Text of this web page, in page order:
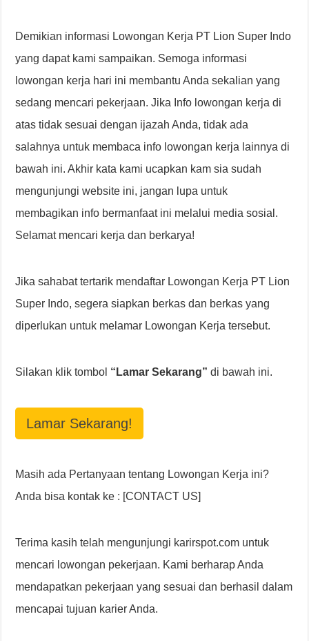
Demikian informasi Lowongan Kerja PT Lion Super Indo
yang dapat kami sampaikan. Semoga informasi
lowongan kerja hari ini membantu Anda sekalian yang
sedang mencari pekerjaan. Jika Info lowongan kerja di
atas tidak sesuai dengan ijazah Anda, tidak ada
salahnya untuk membaca info lowongan kerja lainnya di
bawah ini. Akhir kata kami ucapkan kam sia sudah
mengunjungi website ini, jangan lupa untuk
membagikan info bermanfaat ini melalui media sosial.
Selamat mencari kerja dan berkarya!
Jika sahabat tertarik mendaftar Lowongan Kerja PT Lion
Super Indo, segera siapkan berkas dan berkas yang
diperlukan untuk melamar Lowongan Kerja tersebut.
Silakan klik tombol “Lamar Sekarang” di bawah ini.
Lamar Sekarang!
Masih ada Pertanyaan tentang Lowongan Kerja ini?
Anda bisa kontak ke : [CONTACT US]
Terima kasih telah mengunjungi karirspot.com untuk
mencari lowongan pekerjaan. Kami berharap Anda
mendapatkan pekerjaan yang sesuai dan berhasil dalam
mencapai tujuan karier Anda.